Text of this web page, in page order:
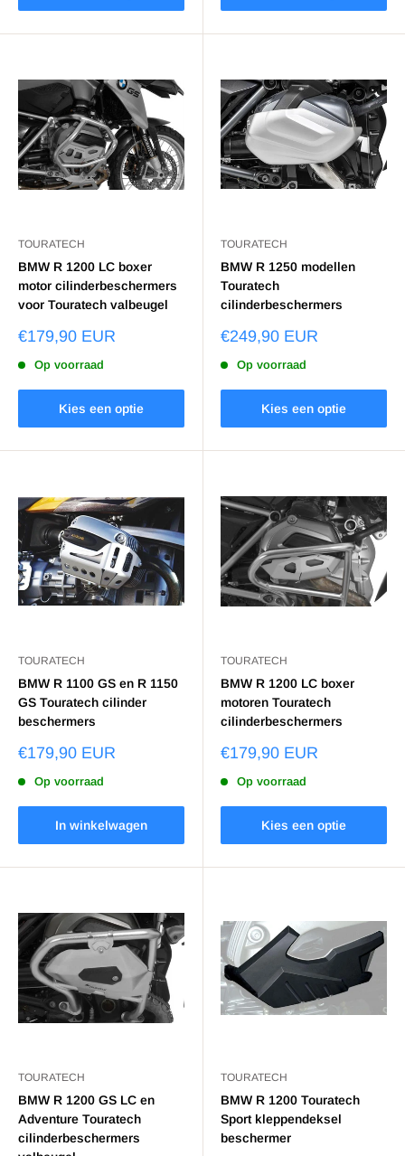
TOURATECH
BMW R 1200 LC boxer
motor cilinderbeschermers
voor Touratech valbeugel
€179,90 EUR
Op voorraad
Kies een optie
TOURATECH
BMW R 1250 modellen
Touratech
cilinderbeschermers
€249,90 EUR
Op voorraad
Kies een optie
TOURATECH
BMW R 1100 GS en R 1150
GS Touratech cilinder
beschermers
€179,90 EUR
Op voorraad
In winkelwagen
TOURATECH
BMW R 1200 LC boxer
motoren Touratech
cilinderbeschermers
€179,90 EUR
Op voorraad
Kies een optie
TOURATECH
BMW R 1200 GS LC en
Adventure Touratech
cilinderbeschermers
TOURATECH
BMW R 1200 Touratech
Sport kleppendeksel
beschermer